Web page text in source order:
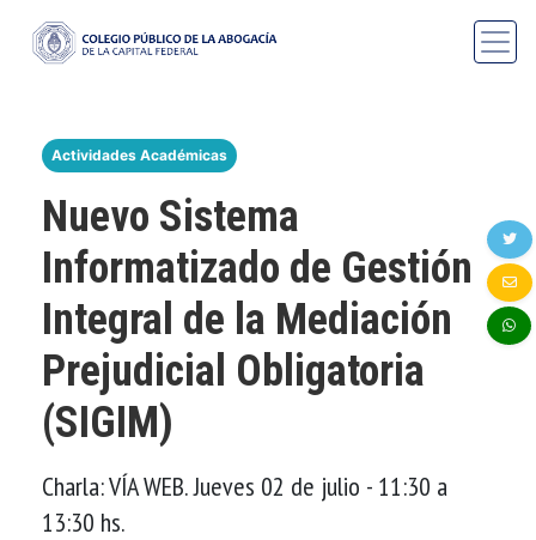
Actividades Académicas
Nuevo Sistema
Informatizado de Gestión
Integral de la Mediación
Prejudicial Obligatoria
(SIGIM)
Charla: VÍA WEB. Jueves 02 de julio - 11:30 a
13:30 hs.